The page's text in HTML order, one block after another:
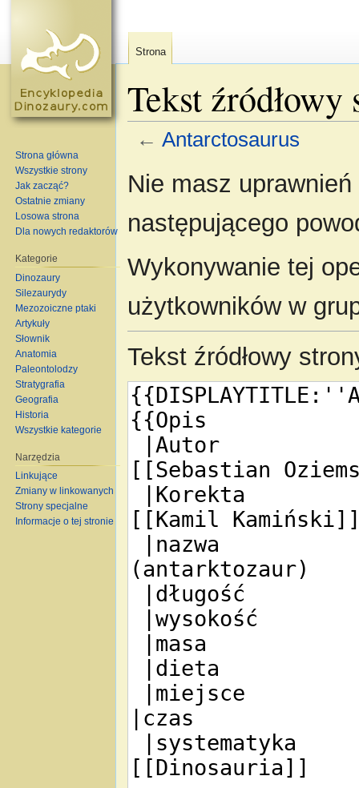
Tekst
← Antarctosaurus
Nie masz
następującego
Wykonywanie tej
użytkowników w
Tekst źródłowy
Strona
Strona główna
Wszystkie strony
Jak zacząć?
Ostatnie zmiany
Losowa strona
Dla nowych redaktorów
Kategorie
Dinozaury
Silezaurydy
Mezozoiczne ptaki
Artykuły
Słownik
Anatomia
Paleontolodzy
Stratygrafia
Geografia
Historia
Wszystkie kategorie
Narzędzia
Linkujące
Zmiany w linkowanych
Strony specjalne
Informacje o tej stronie